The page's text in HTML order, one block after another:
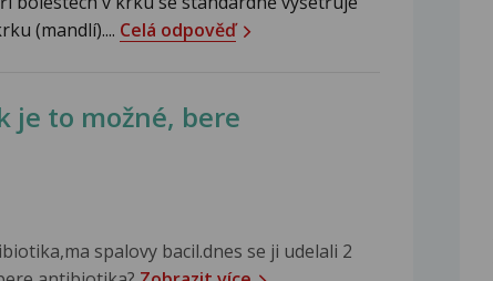
(mandlí).... Celá odpověď
je to možné, bere
spalovy bacil.dnes se ji udelali 2